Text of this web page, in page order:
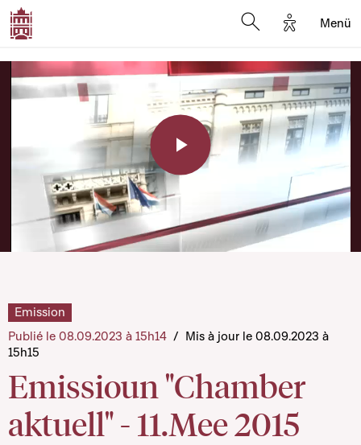
Options
Menü
Play
Emissioun "Chamber
aktuell" - 11.Mee 2015
Emission
Publié le 08.09.2023 à 15h14 / Mis à jour le 08.09.2023 à
15h15